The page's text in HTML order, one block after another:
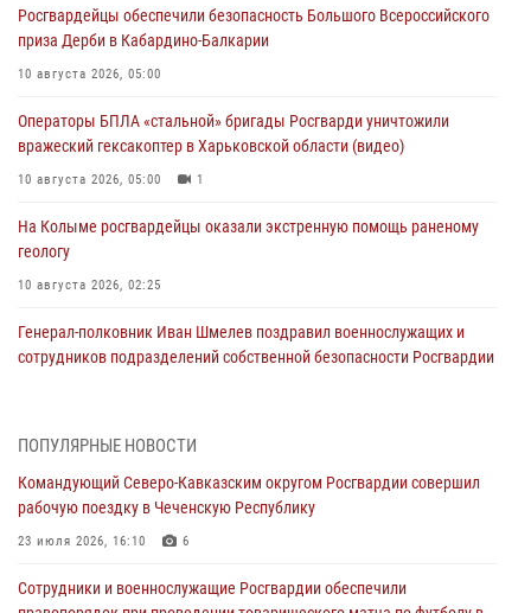
Росгвардейцы обеспечили безопасность Большого Всероссийского
приза Дерби в Кабардино-Балкарии
10 августа 2026, 05:00
Операторы БПЛА «стальной» бригады Росгварди уничтожили
вражеский гексакоптер в Харьковской области (видео)
10 августа 2026, 05:00 1
На Колыме росгвардейцы оказали экстренную помощь раненому
геологу
10 августа 2026, 02:25
Генерал-полковник Иван Шмелев поздравил военнослужащих и
сотрудников подразделений собственной безопасности Росгвардии
жительнице Белгорода
09 августа 2026, 12:52
09 августа 2026, 11:12
ПОПУЛЯРНЫЕ НОВОСТИ
Командующий Северо-Кавказским округом Росгвардии совершил
рабочую поездку в Чеченскую Республику
23 июля 2026, 16:10 6
Сотрудники и военнослужащие Росгвардии обеспечили